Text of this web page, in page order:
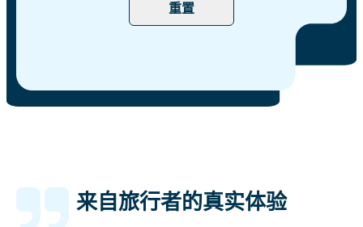
重置
来自旅行者的真实体验